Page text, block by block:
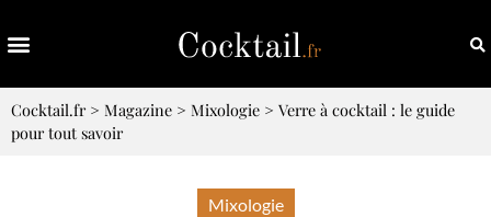
Cocktail.fr> Magazine > Mixologie > Verre à cocktail : le guide
pour tout savoir
Mixologie